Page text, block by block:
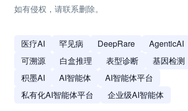
如有侵权，请联系删除。
医疗AI 罕见病 DeepRare
AgenticAI
可溯源
白盒推理 表型诊断
基因检测
积墨AI
AI智能体
AI智能体平台
私有化AI智能体平台
企业级AI智能体